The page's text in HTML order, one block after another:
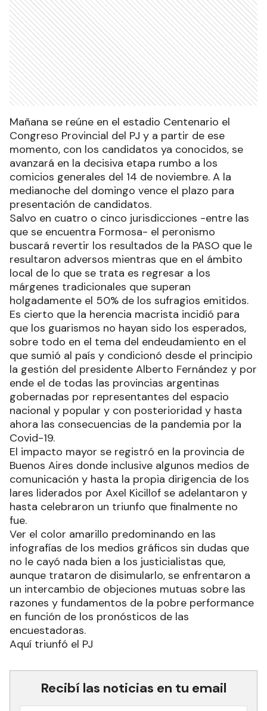
Mañana se reúne en el estadio Centenario el
Congreso Provincial del PJ y a partir de ese
momento, con los candidatos ya conocidos, se
avanzará en la decisiva etapa rumbo a los
comicios generales del 14 de noviembre. A la
medianoche del domingo vence el plazo para
presentación de candidatos.
Salvo en cuatro o cinco jurisdicciones -entre las
que se encuentra Formosa- el peronismo
buscará revertir los resultados de la PASO que le
resultaron adversos mientras que en el ámbito
local de lo que se trata es regresar a los
márgenes tradicionales que superan
holgadamente el 50% de los sufragios emitidos.
Es cierto que la herencia macrista incidió para
que los guarismos no hayan sido los esperados,
sobre todo en el tema del endeudamiento en el
que sumió al país y condicionó desde el principio
la gestión del presidente Alberto Fernández y por
ende el de todas las provincias argentinas
gobernadas por representantes del espacio
nacional y popular y con posterioridad y hasta
ahora las consecuencias de la pandemia por la
Covid-19.
El impacto mayor se registró en la provincia de
Buenos Aires donde inclusive algunos medios de
comunicación y hasta la propia dirigencia de los
lares liderados por Axel Kicillof se adelantaron y
hasta celebraron un triunfo que finalmente no
fue.
Ver el color amarillo predominando en las
infografías de los medios gráficos sin dudas que
no le cayó nada bien a los justicialistas que,
aunque trataron de disimularlo, se enfrentaron a
un intercambio de objeciones mutuas sobre las
razones y fundamentos de la pobre performance
en función de los pronósticos de las
encuestadoras.
Aquí triunfó el PJ
Recibí las noticias en tu email